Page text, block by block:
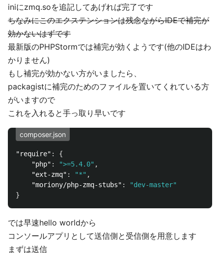
iniにzmq.soを追記してあげれば完了です
ちなみにこのエクステンションは残念ながらIDEで補完が
効かないはずです
最新版のPHPStormでは補完が効くようです(他のIDEはわ
かりません)
もし補完が効かない方がいましたら、
packagistに補完のためのファイルを置いてくれている方
がいますので
これを入れると手っ取り早いです
composer.json
"require" :
{
"php" : ">=5.4.0" ,
"ext-zmq" : "*" ,
"moriony/php-zmq-stubs" :
"dev-master"
}
では早速hello worldから
コンソールアプリとして送信側と受信側を用意します
まずは送信